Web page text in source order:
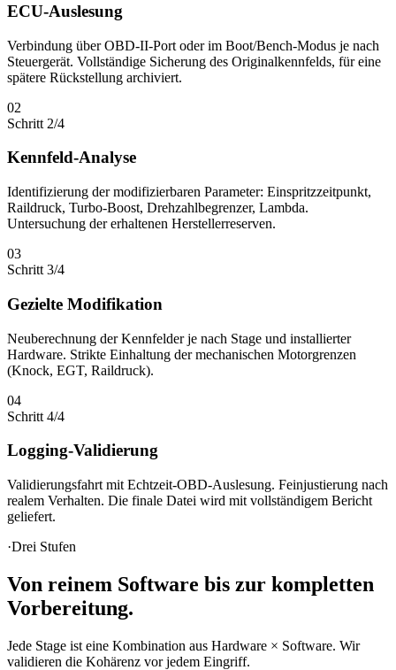
ECU-Auslesung
Verbindung über OBD-II-Port oder im Boot/Bench-Modus je nach
Steuergerät. Vollständige Sicherung des Originalkennfelds, für eine
spätere Rückstellung archiviert.
02
Schritt 2/4
Kennfeld-Analyse
Identifizierung der modifizierbaren Parameter: Einspritzzeitpunkt,
Raildruck, Turbo-Boost, Drehzahlbegrenzer, Lambda.
Untersuchung der erhaltenen Herstellerreserven.
03
Schritt 3/4
Gezielte Modifikation
Neuberechnung der Kennfelder je nach Stage und installierter
Hardware. Strikte Einhaltung der mechanischen Motorgrenzen
(Knock, EGT, Raildruck).
04
Schritt 4/4
Logging-Validierung
Validierungsfahrt mit Echtzeit-OBD-Auslesung. Feinjustierung nach
realem Verhalten. Die finale Datei wird mit vollständigem Bericht
geliefert.
·Drei Stufen
Von reinem Software bis zur kompletten
Vorbereitung.
Jede Stage ist eine Kombination aus Hardware × Software. Wir
validieren die Kohärenz vor jedem Eingriff.